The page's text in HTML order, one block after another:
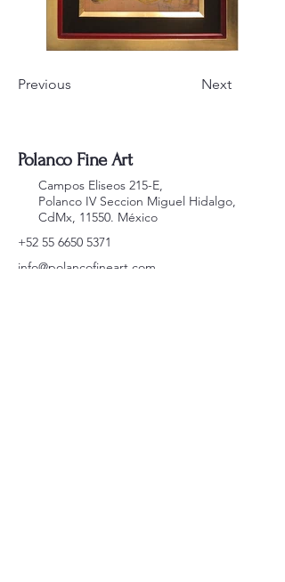
Previous Next
Polanco Fine Art
Campos Eliseos 215-E,
Polanco IV Seccion Miguel Hidalgo,
CdMx, 11550. México
+52 55 6650 5371
info@polancofineart.com